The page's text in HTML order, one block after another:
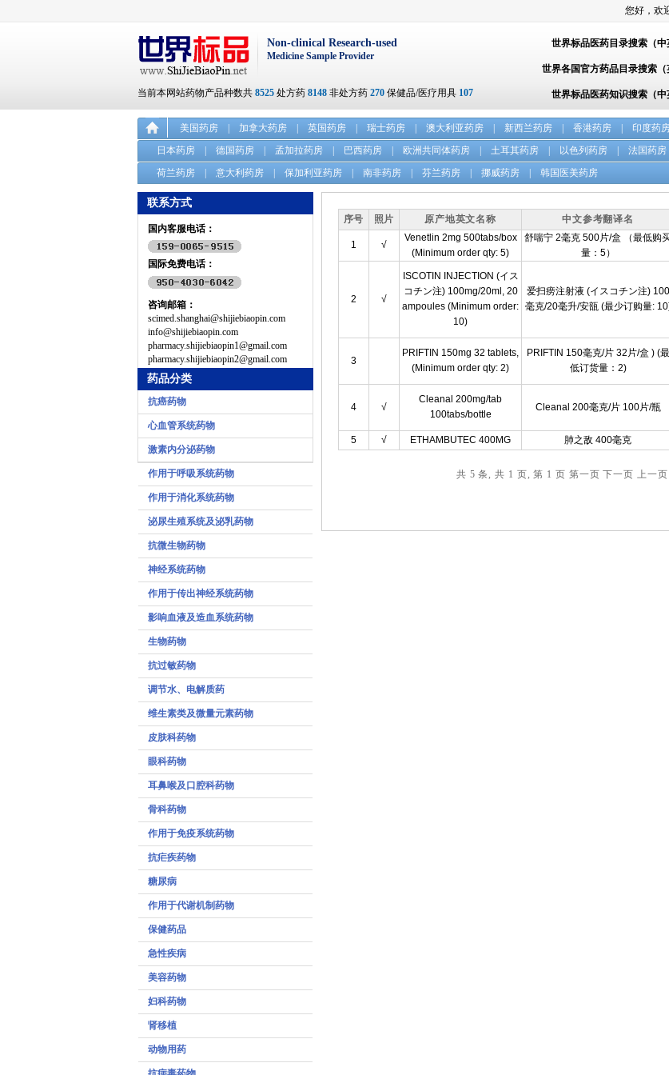
您好，欢
Non-clinical Research-used
Medicine Sample Provider
当前本网站药物产品种数共 8525 处方药 8148 非处方药 270 保健品/医疗用具 107
世界标品医药目录搜索（中
世界各国官方药品目录搜索（
世界标品医药知识搜索（中
美国药房 加拿大药房 英国药房 瑞士药房 澳大利亚药房 新西兰药房 香港药房 印度药
日本药房
德国药房 孟加拉药房 巴西药房 欧洲共同体药房 土耳其药房 以色列药房 法国药房
荷兰药房
意大利药房 保加利亚药房 南非药房 芬兰药房 挪威药房 韩国医美药房
联系方式
国内客服电话：
国际免费电话：
咨询邮箱：
scimed.shanghai@shijiebiaopin.com
info@shijiebiaopin.com
pharmacy.shijiebiaopin1@gmail.com
pharmacy.shijiebiaopin2@gmail.com
药品分类
抗癌药物
心血管系统药物
激素内分泌药物
作用于呼吸系统药物
作用于消化系统药物
泌尿生殖系统及泌乳药物
抗微生物药物
神经系统药物
作用于传出神经系统药物
影响血液及造血系统药物
生物药物
抗过敏药物
调节水、电解质药
维生素类及微量元素药物
皮肤科药物
眼科药物
耳鼻喉及口腔科药物
骨科药物
作用于免疫系统药物
抗疟疾药物
糖尿病
作用于代谢机制药物
保健药品
急性疾病
美容药物
妇科药物
肾移植
动物用药
序号 照片 原产地英文名称 中文参考翻译名
1 √
Venetlin 2mg 500tabs/box
(Minimum order qty: 5)
舒喘宁 2毫克 500片/盒 （最低购
量：5）
2 √
ISCOTIN INJECTION (イス
コチン注) 100mg/20ml, 20
ampoules (Minimum order:
10)
爱扫痨注射液 (イスコチン注) 100
毫克/20毫升/安瓿 (最少订购量:
3
PRIFTIN 150mg 32 tablets,
(Minimum order qty: 2)
PRIFTIN 150毫克/片 32片/盒 ) (最
低订货量：2)
4 √
Cleanal 200mg/tab
100tabs/bottle
Cleanal 200毫克/片 100片/瓶
5 √ ETHAMBUTEC 400MG 肺之敌 400毫克
共 5 条, 共 1 页, 第 1 页 第一页 下一页 上一页